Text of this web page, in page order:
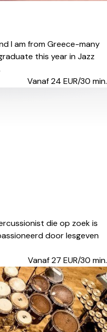
I am from Greece-many
this year in Jazz
Vanaf 24 EUR/30 min.
die op zoek is
door lesgeven
Vanaf 27 EUR/30 min.